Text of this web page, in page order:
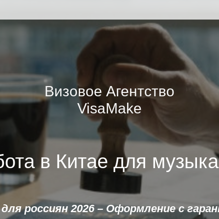
Визовое Агентство
VisaMake
в Китае для
россиян 2026 – Оформление с